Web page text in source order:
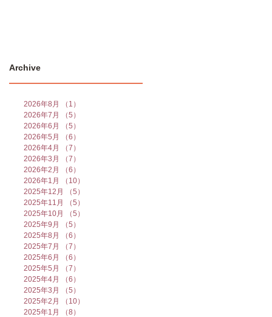
Archive
2026年8月 （1）
2026年7月
（5）
2026年6月
（5）
2026年5月
（6）
2026年4月
（7）
2026年3月
（7）
2026年2月
（6）
2026年1月
（10）
2025年12月
（5）
2025年11月
（5）
2025年10月
（5）
2025年9月
（5）
2025年8月
（6）
2025年7月
（7）
2025年6月
（6）
2025年5月
（7）
2025年4月
（6）
2025年3月
（5）
2025年2月
（10）
2025年1月
（8）